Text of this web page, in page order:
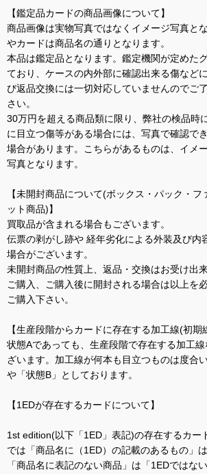
【鑑定品カードの商品画像について】
商品画像は実物写真ではなくイメージ写真と
やカードは商品名の通りとなります。
本品は鑑定品となります。鑑定機関が定めた
ており、ケースの内外部に確認出来る傷など
び返品交換には一切対応していませんのでご
さい。
30万円を超える商品類に限り、弊社の検品時
に目立つ傷等がある場合には、写真で確認で
場合があります。こちらがあるものは、イメ
写真となります。
【未開封商品について(ボックス・パック・
ット商品)】
買取品が含まれる場合もございます。
伝票の剥がし跡や 経年劣化による外装及び内
場合がございます。
未開封商品の性質上、返品・交換はお受け出来
ご購入、ご購入後に開封される場合は以上を
ご購入下さい。
【生産段階からカードに存在する加工線(初期
状態Aであっても、生産段階で存在する加工
ざいます。加工線が何本も目立つものは度合
や「状態B」としております。
【1EDが存在するカードについて】
1st edition(以下「1ED」表記)の存在するカー
では「商品名に（1ED）の記載のあるもの」
「商品名に表記のない商品」は「1EDではな